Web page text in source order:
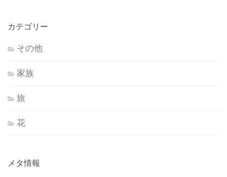
カテゴリー
その他
家族
旅
花
メタ情報